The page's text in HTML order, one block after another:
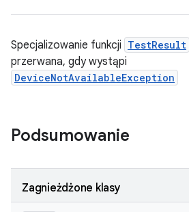
Specjalizowanie funkcji TestResult
przerwana, gdy wystąpi
DeviceNotAvailableException
Podsumowanie
Zagnieżdżone klasy